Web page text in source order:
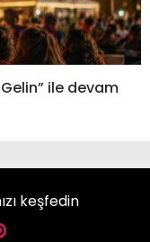
ile devam
keşfedin